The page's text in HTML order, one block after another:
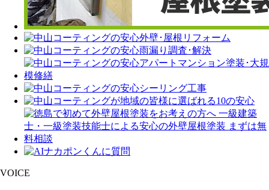
VOICE